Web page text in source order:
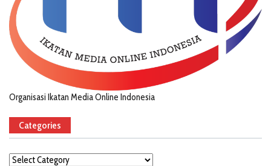
Organisasi Ikatan Media Online Indonesia
Categories
Categories